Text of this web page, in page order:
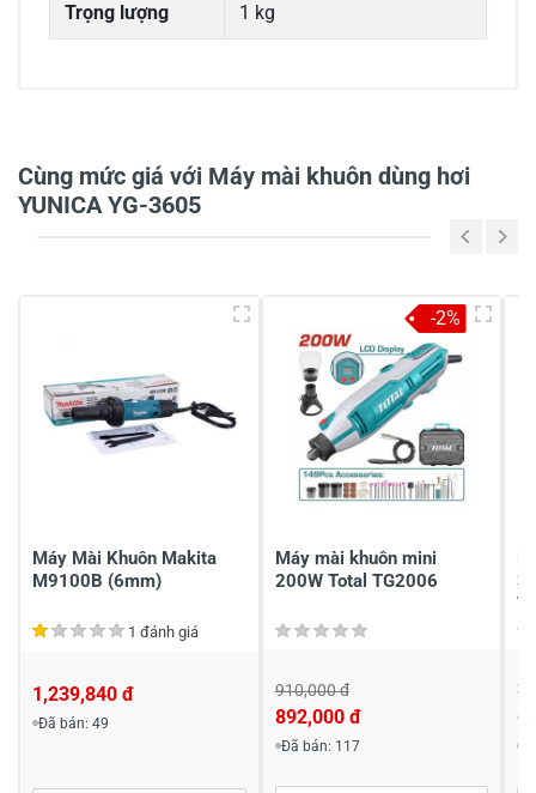
Trọng lượng 1 kg
-
1
-
Chia sẻ nhận xét về sản phẩm
Viết nhận xét về sản phẩm
Cùng mức giá với Máy mài khuôn dùng hơi
YUNICA YG-3605
Máy Mài Khuôn Makita
M9100B (6mm)
1 đánh giá
1,239,840 đ
Đã bán: 49
Máy mài khuôn mini
200W Total TG2006
910,000 đ
892,000 đ
Đã bán: 117
-2%